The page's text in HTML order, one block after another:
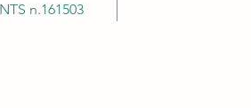
n.161503​